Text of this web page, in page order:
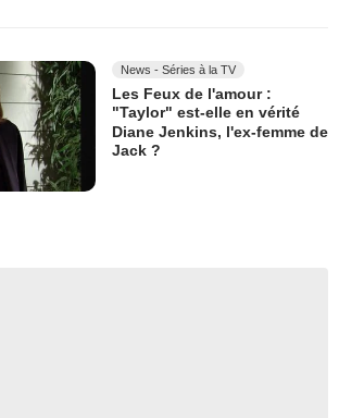
News - Séries à la TV
Les Feux de l'amour :
"Taylor" est-elle en vérité
Diane Jenkins, l'ex-femme de
Jack ?